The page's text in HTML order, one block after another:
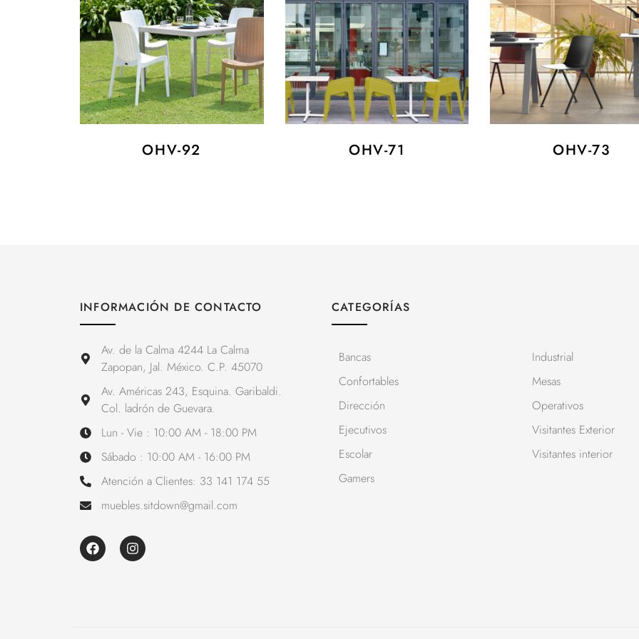
OHV-92 OHV-71 OHV-73
INFORMACIÓN DE CONTACTO
Av. de la Calma 4244 La Calma
Zapopan, Jal. México. C.P. 45070
Av. Américas 243, Esquina. Garibaldi.
Col. ladrón de Guevara.
Lun - Vie : 10:00 AM - 18:00 PM
Sábado : 10:00 AM - 16:00 PM
Atención a Clientes: 33 141 174 55
muebles.sitdown@gmail.com
CATEGORÍAS
Bancas
Confortables
Dirección
Ejecutivos
Escolar
Gamers
Industrial
Mesas
Operativos
Visitantes Exterior
Visitantes interior